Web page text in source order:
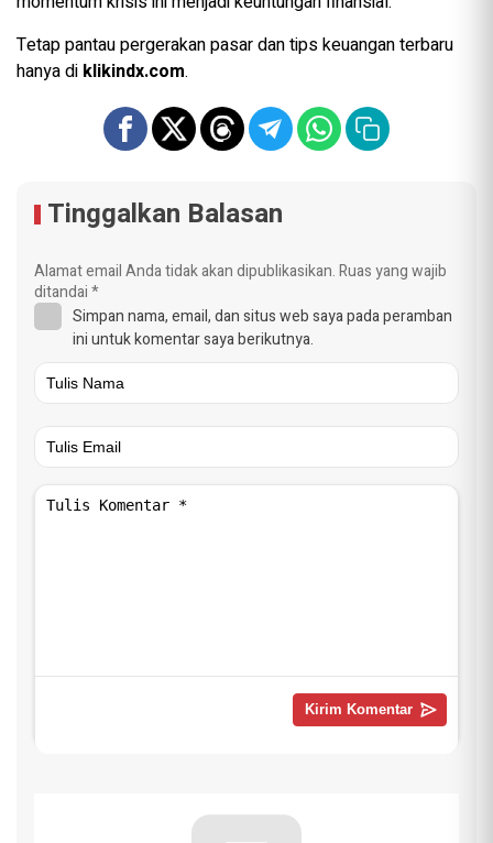
Tetap pantau pergerakan pasar dan tips keuangan terbaru
hanya di klikindx.com.
Tinggalkan Balasan
Alamat email Anda tidak akan dipublikasikan.Ruas yang wajib
ditandai*
Simpan nama, email, dan situs web saya pada peramban
ini untuk komentar saya berikutnya.